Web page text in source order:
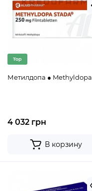
Top
Метилдопа ● Methyldopa
4 032 грн
В корзину